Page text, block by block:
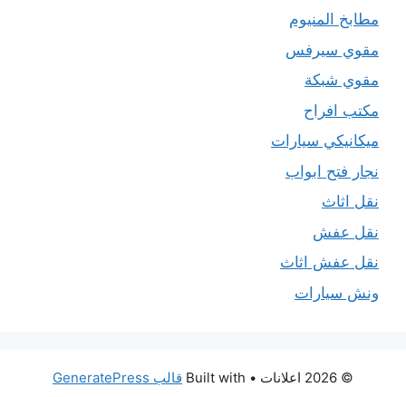
مطابخ المنيوم
مقوي سيرفس
مقوي شبكة
مكتب افراح
ميكانيكي سيارات
نجار فتح ابواب
نقل اثاث
نقل عفش
نقل عفش اثاث
ونش سيارات
© 2026 اعلانات • Built with قالب GeneratePress